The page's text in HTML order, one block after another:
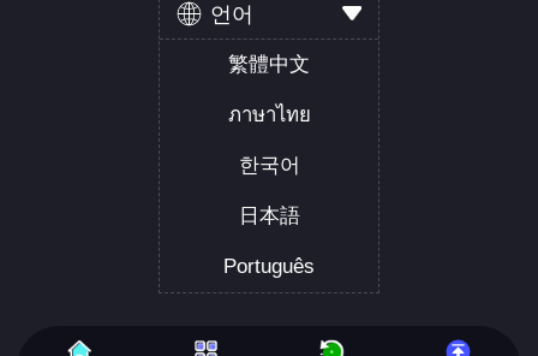
언어
繁體中文
ภาษาไทย
한국어
日本語
Português